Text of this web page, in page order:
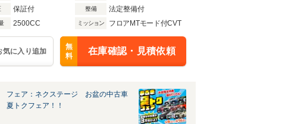
保証付 整備 法定整備付
2500CC ミッション フロアMTモード付CVT
気に入り追加
無
料
在庫確認・見積依頼
フェア：ネクステージ お盆の中古車
夏トクフェア！！